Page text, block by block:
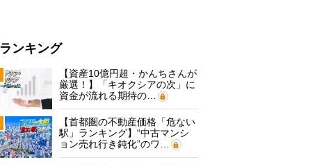
ランキング
【資産10億円超・かんちさんが
厳選！】「キオクシアの次」に
資金が流れる期待の…
【首都圏の不動産価格「危ない
駅」ランキング】“中古マンシ
ョン売れ行き鈍化”のワ…